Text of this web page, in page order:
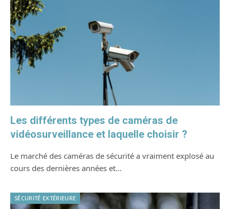
Les différents types de caméras de
vidéosurveillance et laquelle choisir ?
Le marché des caméras de sécurité a vraiment explosé au
cours des dernières années et…
SÉCURITÉ EXTÉRIEURE